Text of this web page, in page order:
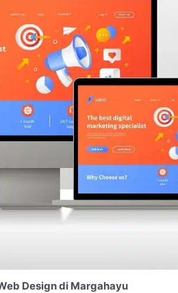
Design di Margahayu